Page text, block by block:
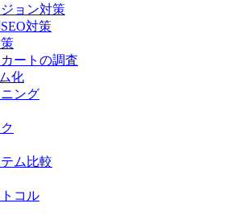
ョン対策
対策
ートの調査
化
ング
ム比較
コル